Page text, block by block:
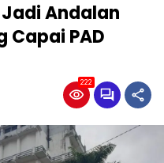
Jadi Andalan
Capai PAD
222